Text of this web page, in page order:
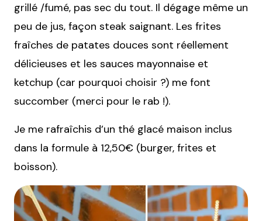
grillé /fumé, pas sec du tout. Il dégage même un
peu de jus, façon steak saignant. Les frites
fraîches de patates douces sont réellement
délicieuses et les sauces mayonnaise et
ketchup (car pourquoi choisir ?) me font
succomber (merci pour le rab !).
Je me rafraîchis d’un thé glacé maison inclus
dans la formule à 12,50€ (burger, frites et
boisson).